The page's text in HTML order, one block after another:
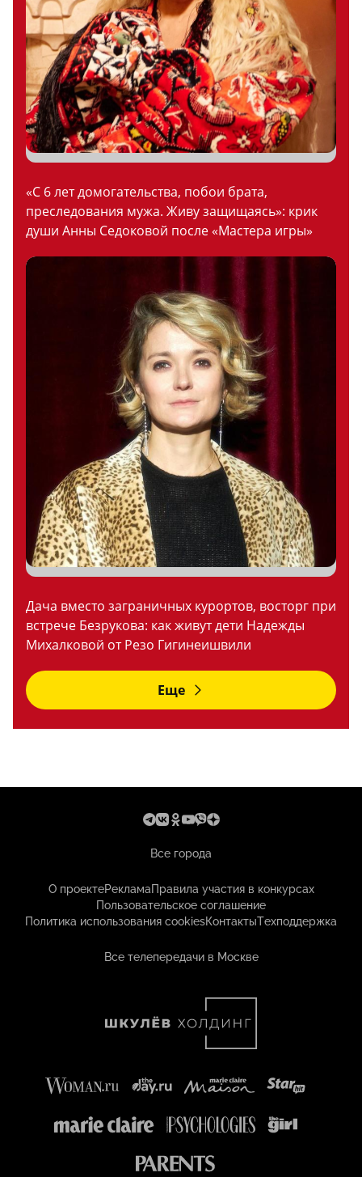
«С 6 лет домогательства, побои брата,
преследования мужа. Живу защищаясь»: крик
души Анны Седоковой после «Мастера игры»
Дача вместо заграничных курортов, восторг при
встрече Безрукова: как живут дети Надежды
Михалковой от Резо Гигинеишвили
Еще
Все города
О проектеРекламаПравила участия в конкурсах
Пользовательское соглашение
Политика использования cookiesКонтактыТехподдержка
Все телепередачи в Москве